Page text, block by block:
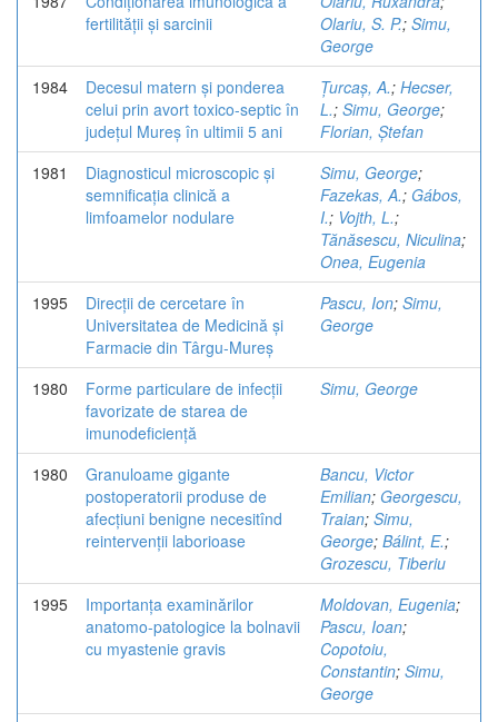
fertilității și sarcinii
Olariu, S. P.; Simu,
George
1984
Decesul matern și ponderea
celui prin avort toxico-septic în
județul Mureș în ultimii 5 ani
Țurcaș, A.; Hecser,
L.; Simu, George;
Florian, Ștefan
1981
Diagnosticul microscopic și
semnificația clinică a
limfoamelor nodulare
Simu, George;
Fazekas, A.; Gábos,
I.; Vojth, L.;
Tănăsescu, Niculina;
Onea, Eugenia
1995
Direcții de cercetare în
Universitatea de Medicină și
Farmacie din Târgu-Mureș
Pascu, Ion; Simu,
George
1980
Forme particulare de infecții
favorizate de starea de
imunodeficiență
Simu, George
1980
Granuloame gigante
postoperatorii produse de
afecțiuni benigne necesitînd
reintervenții laborioase
Bancu, Victor
Emilian; Georgescu,
Traian; Simu,
George; Bálint, E.;
Grozescu, Tiberiu
1995
Importanța examinărilor
anatomo-patologice la bolnavii
cu myastenie gravis
Moldovan, Eugenia;
Pascu, Ioan;
Copotoiu,
Constantin; Simu,
George